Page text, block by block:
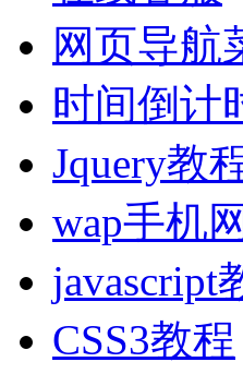
网页导航
时间倒计
Jquery教
wap手机
javascript
CSS3教程